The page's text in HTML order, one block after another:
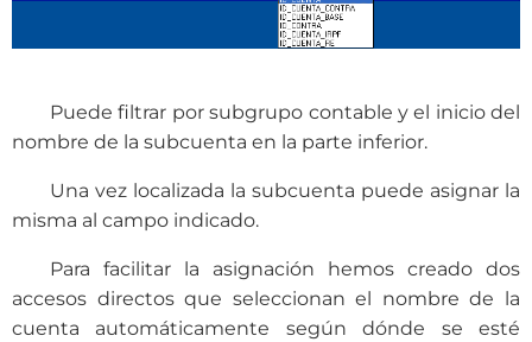
Puede filtrar por subgrupo contable y el inicio del
nombre de la subcuenta en la parte inferior.
Una vez localizada la subcuenta puede asignar la
misma al campo indicado.
Para facilitar la asignación hemos creado dos
accesos directos que seleccionan el nombre de la
cuenta automáticamente según dónde se esté